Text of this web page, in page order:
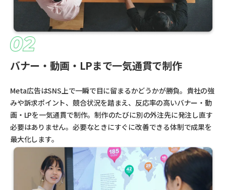
バナー・動画・LPまで一気通貫で制作
Meta広告はSNS上で一瞬で目に留まるかどうかが勝負。貴社の強
みや訴求ポイント、競合状況を踏まえ、反応率の高いバナー・動
画・LPを一気通貫で制作。制作のたびに別の外注先に発注し直す
必要はありません。必要なときにすぐに改善できる体制で成果を
最大化します。